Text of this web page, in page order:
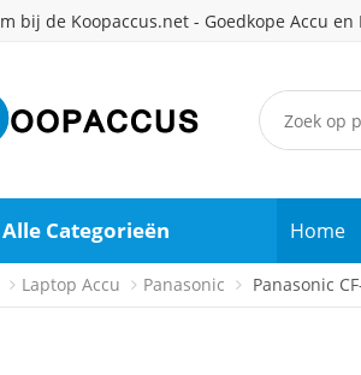
bij de Koopaccus.net - Goedkope Accu
Alle Categorieën Home
Laptop Accu Panasonic Panasonic